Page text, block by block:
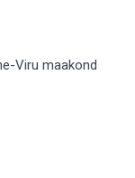
Viru maakond